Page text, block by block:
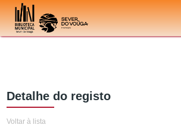
Ir para o conteúdo
Detalhe do registo
Voltar à lista